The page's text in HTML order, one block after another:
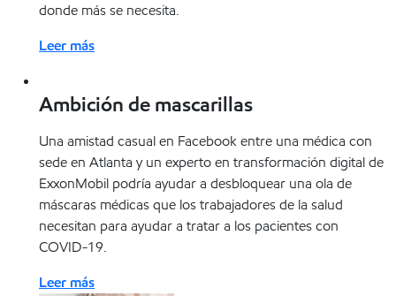
donde más se necesita.
Leer más
Ambición de mascarillas
Una amistad casual en Facebook entre una médica con
sede en Atlanta y un experto en transformación digital de
ExxonMobil podría ayudar a desbloquear una ola de
máscaras médicas que los trabajadores de la salud
necesitan para ayudar a tratar a los pacientes con
COVID-19.
Leer más